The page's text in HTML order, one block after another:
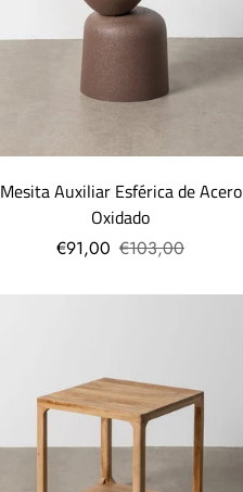
Mesita Auxiliar Esférica de Acero
Oxidado
€91,00 €103,00